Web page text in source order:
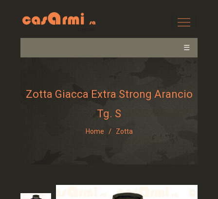
☰
Zotta Giacca Extra Strong Arancio
Tg. S
Home / Zotta